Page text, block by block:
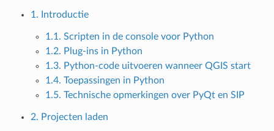
1. Introductie
1.1. Scripten in de console voor Python
1.2. Plug-ins in Python
1.3. Python-code uitvoeren wanneer QGIS start
1.4. Toepassingen in Python
1.5. Technische opmerkingen over PyQt en SIP
2. Projecten laden